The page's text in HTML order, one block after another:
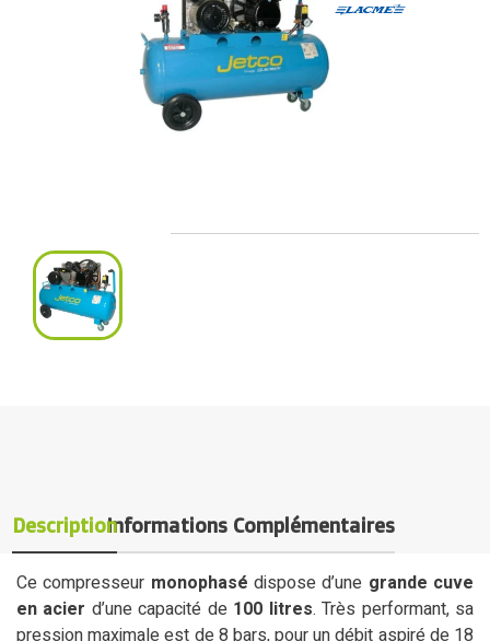
DescriptionInformations Complémentaires
Ce compresseur monophasé dispose d’une grande cuve
en acier d’une capacité de 100 litres. Très performant, sa
pression maximale est de 8 bars, pour un débit aspiré de 18